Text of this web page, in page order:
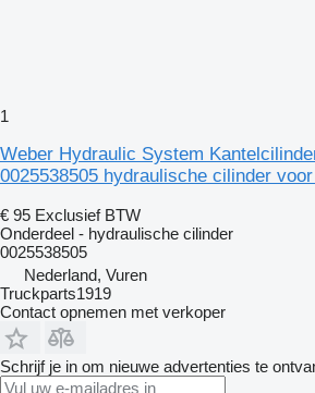
1
Weber Hydraulic System
0025538505 hydraulische cilinder
€ 95 Exclusief BTW
Onderdeel - hydraulische cilinder
0025538505
Nederland, Vuren
Truckparts1919
Contact opnemen met verkoper
Schrijf je in om nieuwe advertenties te